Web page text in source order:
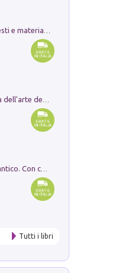
Tutti i libri